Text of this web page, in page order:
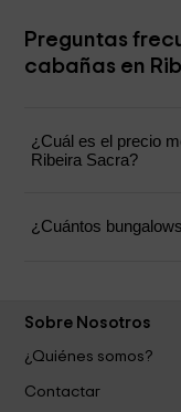
Preguntas
cabañas en
¿Cuál es el precio
Ribeira Sacra?
¿Cuántos
Sobre Nosotros
¿Quiénes somos?
Contactar